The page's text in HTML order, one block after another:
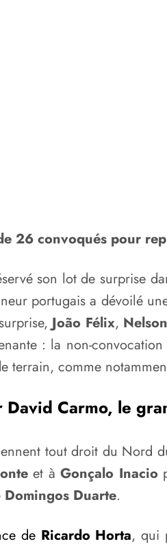
26 convoqués pour
son lot de surprise
portugais a dévoilé
João Félix,
: la non-
terrain, comme
Carmo, le
tout droit du Nord
et à Gonçalo Inacio
Domingos Duarte.
de Ricardo Horta, qui